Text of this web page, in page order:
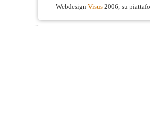
Webdesign Visus 2006, su